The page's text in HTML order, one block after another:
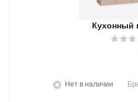
Кухонный
Нет в наличии